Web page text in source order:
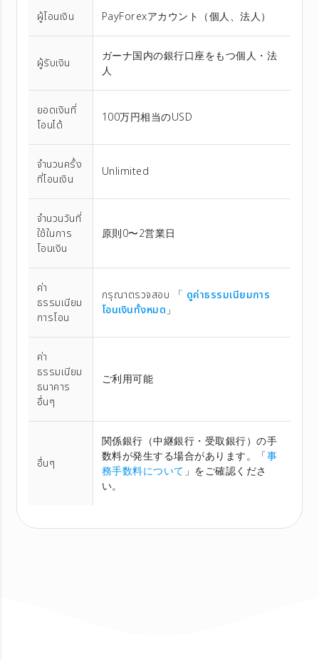
ผู้โอนเงิน PayForexアカウント（個⼈、法⼈）
ผู้รับเงิน
ガーナ国内の銀行口座をもつ個人・法
人
ยอดเงินที่
โอนได้
100万円相当のUSD
จำนวนครั้ง
ที่โอนเงิน
Unlimited
จำนวนวันที่
ใช้ในการ
โอนเงิน
原則0〜2営業日
ค่า
ธรรมเนียม
การโอน
กรุณาตรวจสอบ 「 ดูค่าธรรมเนียมการ
โอนเงินทั้งหมด」
ค่า
ธรรมเนียม
ธนาคาร
อื่นๆ
ご利用可能
อื่นๆ
関係銀行（中継銀行・受取銀行）の手
数料が発生する場合があります。「事
務手数料について」をご確認くださ
い。